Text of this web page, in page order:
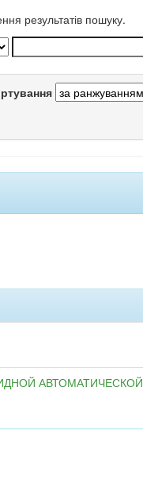
результатів пошуку.
АВТОМАТИЧЕСКОЙ